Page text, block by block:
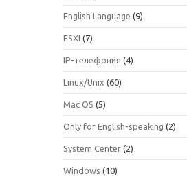
English Language (9)
ESXI (7)
IP-телефония (4)
Linux/Unix (60)
Mac OS (5)
Only for English-speaking (2)
System Center (2)
Windows (10)